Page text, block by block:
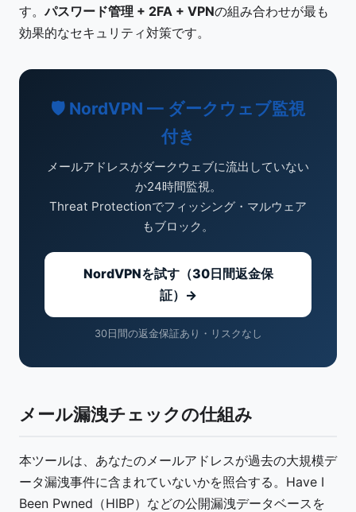
す。パスワード管理 + 2FA + VPNの組み合わせが最も
効果的なセキュリティ対策です。
🛡️ NordVPN — ダークウェブ監視
付き
メールアドレスがダークウェブに流出していない
か24時間監視。
Threat Protectionでフィッシング・マルウェア
もブロック。
NordVPNを試す（30日間返金保
証）→
30日間の返金保証あり・リスクなし
メール漏洩チェックの仕組み
本ツールは、あなたのメールアドレスが過去の大規模デ
ータ漏洩事件に含まれていないかを照合する。Have I
Been Pwned（HIBP）などの公開漏洩データベースを